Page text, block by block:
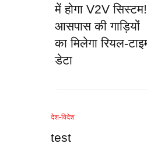
में होगा V2V सिस्टम!
आसपास की गाड़ियों
का मिलेगा रियल-
डेटा
देश-विदेश
test